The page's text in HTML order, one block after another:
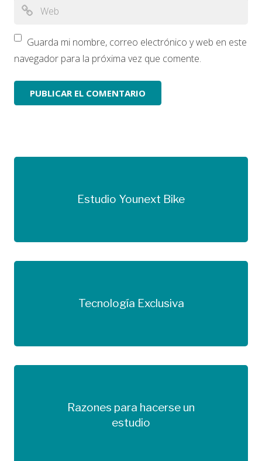
Guarda mi nombre, correo electrónico y web en este
navegador para la próxima vez que comente.
Estudio Younext Bike
Más información
Tecnología Exclusiva
Más información
Razones para hacerse un
estudio
Más información